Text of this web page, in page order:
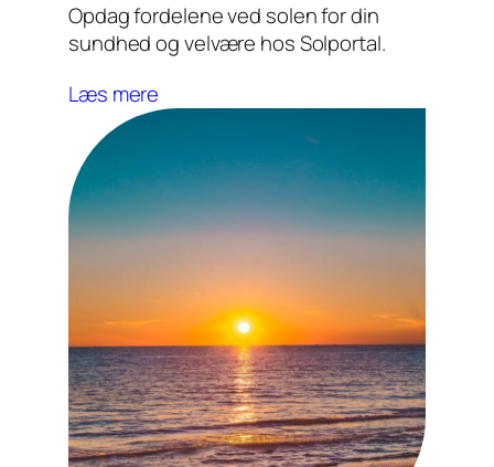
Opdag fordelene ved solen for din
sundhed og velvære hos Solportal.
Læs mere